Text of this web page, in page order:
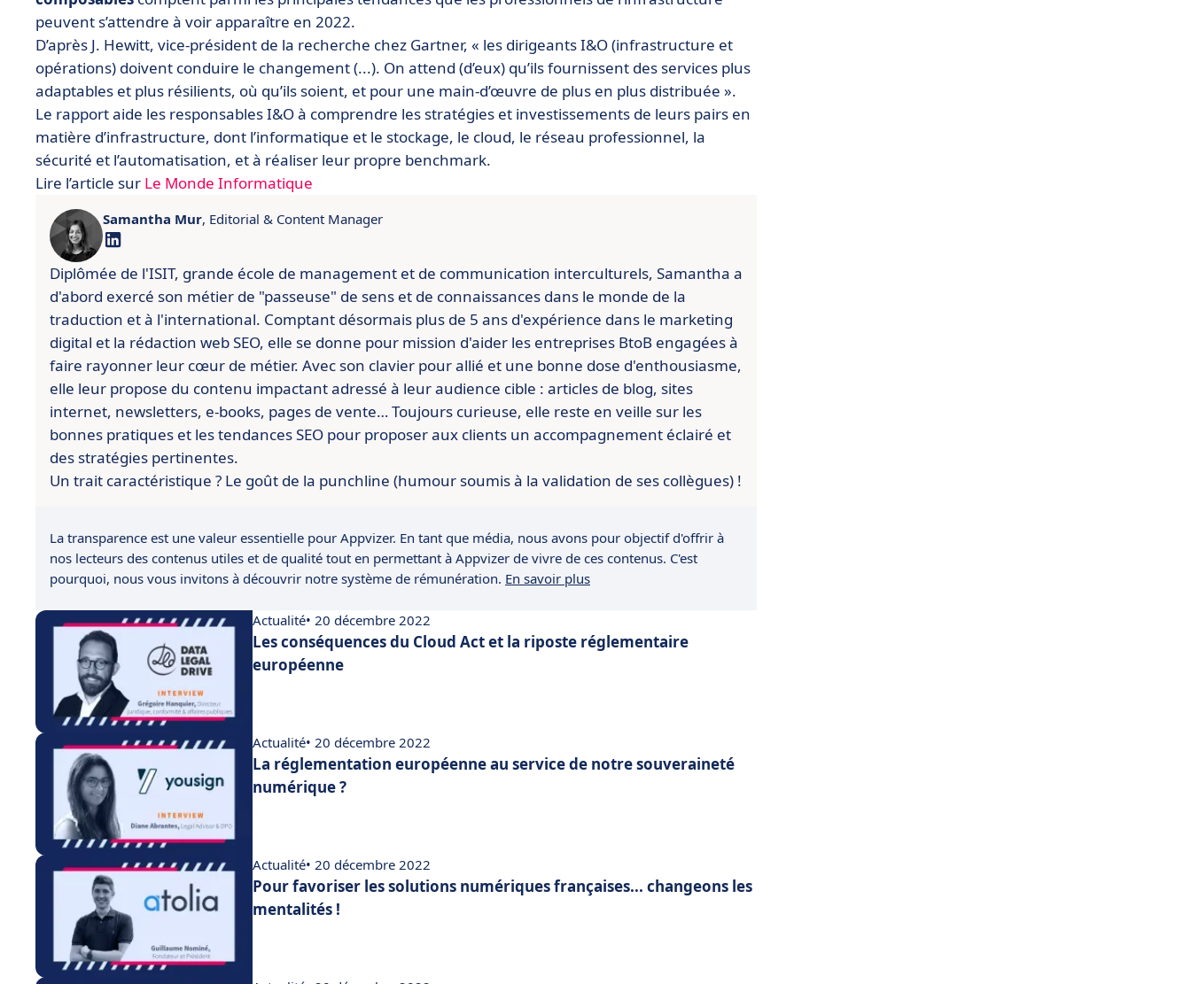
peuvent s’attendre à voir apparaître en 2022.
D’après J. Hewitt, vice-président de la recherche chez Gartner, « les dirigeants I&O (infrastructure et
opérations) doivent conduire le changement (...). On attend (d’eux) qu’ils fournissent des services plus
adaptables et plus résilients, où qu’ils soient, et pour une main-d’œuvre de plus en plus distribuée ».
Le rapport aide les responsables I&O à comprendre les stratégies et investissements de leurs pairs en
matière d’infrastructure, dont l’informatique et le stockage, le cloud, le réseau professionnel, la
sécurité et l’automatisation, et à réaliser leur propre benchmark.
Lire l’article sur Le Monde Informatique
Samantha Mur, Editorial & Content Manager
Diplômée de l'ISIT, grande école de management et de communication interculturels, Samantha a
d'abord exercé son métier de "passeuse" de sens et de connaissances dans le monde de la
traduction et à l'international. Comptant désormais plus de 5 ans d'expérience dans le marketing
digital et la rédaction web SEO, elle se donne pour mission d'aider les entreprises BtoB engagées à
faire rayonner leur cœur de métier. Avec son clavier pour allié et une bonne dose d'enthousiasme,
elle leur propose du contenu impactant adressé à leur audience cible : articles de blog, sites
internet, newsletters, e-books, pages de vente… Toujours curieuse, elle reste en veille sur les
bonnes pratiques et les tendances SEO pour proposer aux clients un accompagnement éclairé et
des stratégies pertinentes.
Un trait caractéristique ? Le goût de la punchline (humour soumis à la validation de ses collègues) !
La transparence est une valeur essentielle pour Appvizer. En tant que média, nous avons pour objectif d'offrir à
nos lecteurs des contenus utiles et de qualité tout en permettant à Appvizer de vivre de ces contenus. C'est
pourquoi, nous vous invitons à découvrir notre système de rémunération. En savoir plus
Actualité• 20 décembre 2022
Les conséquences du Cloud Act et la riposte réglementaire
européenne
Actualité• 20 décembre 2022
La réglementation européenne au service de notre souveraineté
numérique ?
Actualité• 20 décembre 2022
Pour favoriser les solutions numériques françaises... changeons les
mentalités !